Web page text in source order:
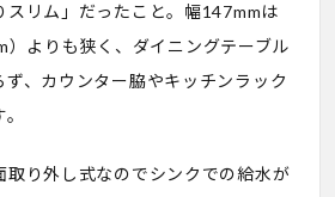
スリム」だったこと。幅147mmは
よりも狭く、ダイニングテーブル
ず、カウンター脇やキッチンラック
取り外し式なのでシンクでの給水が